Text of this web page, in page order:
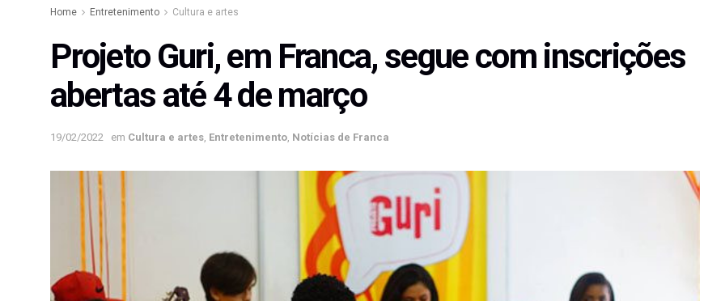
Home Entretenimento Cultura e artes
Projeto Guri, em Franca, segue com inscrições
abertas até 4 de março
19/02/2022 em Cultura e artes, Entretenimento, Notícias de Franca